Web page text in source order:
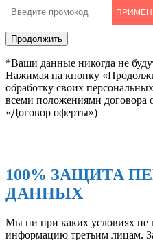
*Ваши данные никогда не
Нажимая на кнопку
обработку своих
всеми положениями договора
«Договор оферты»)
100% ЗАЩИТА
ДАННЫХ
Мы ни при каких условиях не
информацию третьим лицам.